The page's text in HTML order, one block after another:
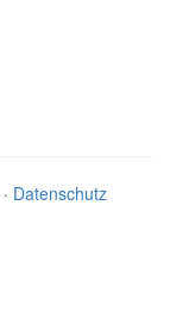
· Datenschutz